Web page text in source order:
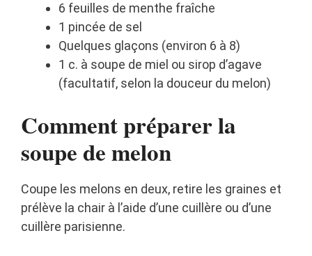
6 feuilles de menthe fraîche
1 pincée de sel
Quelques glaçons (environ 6 à 8)
1 c. à soupe de miel ou sirop d’agave
(facultatif, selon la douceur du melon)
Comment préparer la
soupe de melon
Coupe les melons en deux, retire les graines et
prélève la chair à l’aide d’une cuillère ou d’une
cuillère parisienne.